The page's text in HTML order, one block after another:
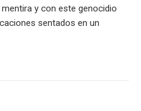
y con este genocidio
sentados en un